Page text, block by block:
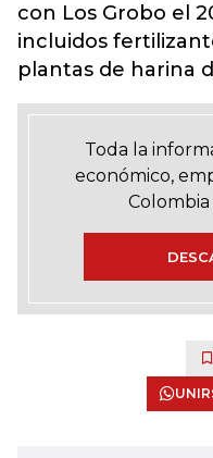
con Los Grobo el
incluidos
plantas de harina
Toda la
económico,